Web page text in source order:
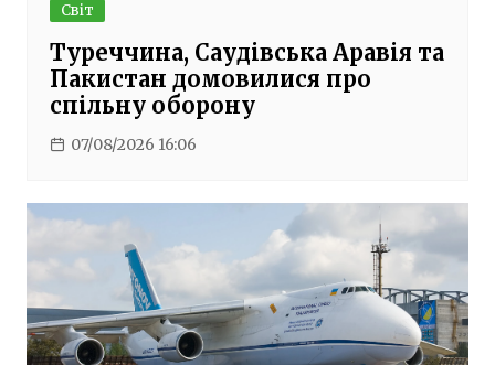
Світ
Туреччина, Саудівська Аравія та
Пакистан домовилися про
спільну оборону
07/08/2026 16:06